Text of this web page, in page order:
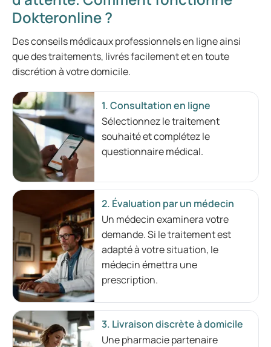
Dokteronline ?
Des conseils médicaux professionnels en ligne ainsi
que des traitements, livrés facilement et en toute
discrétion à votre domicile.
1. Consultation en ligne
Sélectionnez le traitement
souhaité et complétez le
questionnaire médical.
2. Évaluation par un médecin
Un médecin examinera votre
demande. Si le traitement est
adapté à votre situation, le
médecin émettra une
prescription.
3. Livraison discrète à domicile
Une pharmacie partenaire